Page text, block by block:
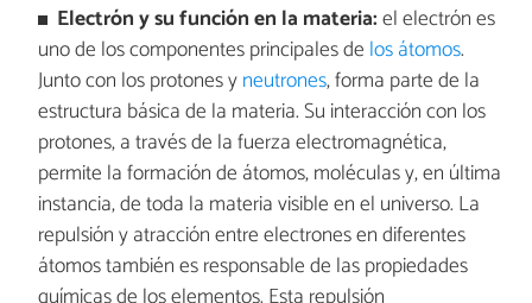
Electrón y su función en la materia:el electrón es
uno de los componentes principales de los átomos.
Junto con los protones yneutrones, forma parte de la
estructura básica de la materia. Su interacción con los
protones, a través de la fuerza electromagnética,
permite la formación de átomos, moléculas y, en última
instancia, de toda la materia visible en el universo. La
repulsión y atracción entre electrones en diferentes
átomos también es responsable de las propiedades